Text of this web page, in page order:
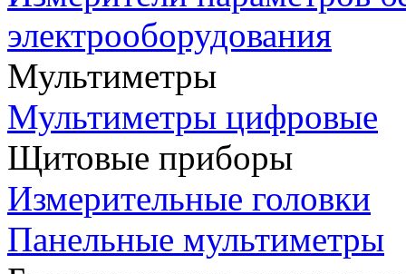
электрооборудования
Мультиметры
Мультиметры цифровые
Щитовые приборы
Измерительные головки
Панельные мультиметры